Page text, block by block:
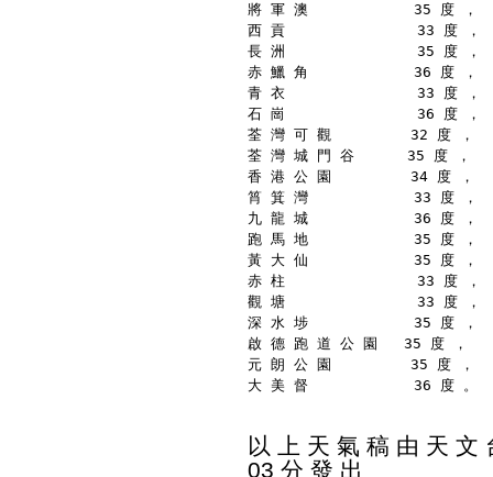
將 軍 澳            35 度 ，
西 貢               33 度 ，
長 洲               35 度 ，
赤 鱲 角            36 度 ，
青 衣               33 度 ，
石 崗               36 度 ，
荃 灣 可 觀         32 度 ，
荃 灣 城 門 谷      35 度 ，
香 港 公 園         34 度 ，
筲 箕 灣            33 度 ，
九 龍 城            36 度 ，
跑 馬 地            35 度 ，
黃 大 仙            35 度 ，
赤 柱               33 度 ，
觀 塘               33 度 ，
深 水 埗            35 度 ，
啟 德 跑 道 公 園   35 度 ，
元 朗 公 園         35 度 ，
大 美 督            36 度 。
以 上 天 氣 稿 由 天 文
03 分 發 出